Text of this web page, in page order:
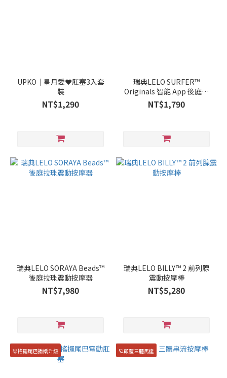
UPKO｜星月愛❤️肛塞3入套
裝
NT$1,290
瑞典LELO SURFER™
Originals 智能 App 後庭按
摩棒
NT$1,790
瑞典LELO SORAYA Beads™
後庭拉珠震動按摩器
NT$7,980
瑞典LELO BILLY™ 2 前列腺
震動按摩棒
NT$5,280
🦊搖擺尾巴撒嬌升級 🪐顛覆三體馬達